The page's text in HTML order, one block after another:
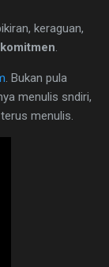
keraguan,
komitmen
. Bukan pula
menulis sndiri,
menulis.